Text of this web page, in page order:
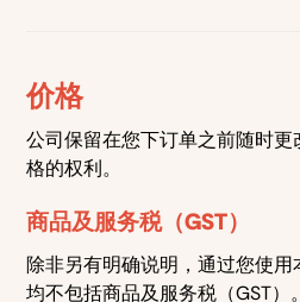
价格
公司保留在您下订单之前随时
格的权利。
商品及服务税（GST）
除非另有明确说明，通过您使
均不包括商品及服务税（GST）